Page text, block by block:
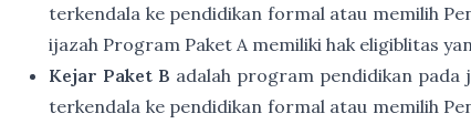
terkendala ke pendidikan formal atau memilih
ijazah Program Paket A memiliki hak eligiblitas
Kejar Paket B adalah program pendidikan
terkendala ke pendidikan formal atau memilih